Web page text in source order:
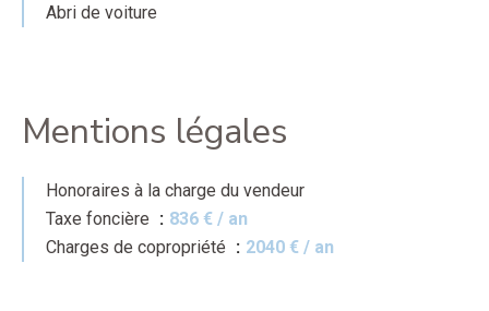
Abri de voiture
Mentions légales
Honoraires à la charge du vendeur
Taxe foncière
836 € / an
Charges de copropriété
2040 € / an